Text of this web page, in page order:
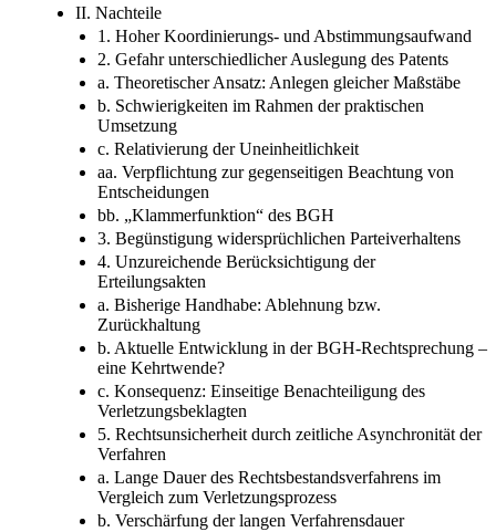
II. Nachteile
1. Hoher Koordinierungs- und Abstimmungsaufwand
2. Gefahr unterschiedlicher Auslegung des Patents
a. Theoretischer Ansatz: Anlegen gleicher Maßstäbe
b. Schwierigkeiten im Rahmen der praktischen
Umsetzung
c. Relativierung der Uneinheitlichkeit
aa. Verpflichtung zur gegenseitigen Beachtung von
Entscheidungen
bb. „Klammerfunktion“ des BGH
3. Begünstigung widersprüchlichen Parteiverhaltens
4. Unzureichende Berücksichtigung der
Erteilungsakten
a. Bisherige Handhabe: Ablehnung bzw.
Zurückhaltung
b. Aktuelle Entwicklung in der BGH-Rechtsprechung –
eine Kehrtwende?
c. Konsequenz: Einseitige Benachteiligung des
Verletzungsbeklagten
5. Rechtsunsicherheit durch zeitliche Asynchronität der
Verfahren
a. Lange Dauer des Rechtsbestandsverfahrens im
Vergleich zum Verletzungsprozess
b. Verschärfung der langen Verfahrensdauer